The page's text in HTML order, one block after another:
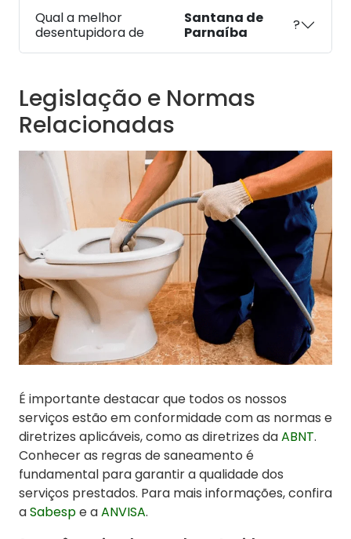
Qual a melhor
desentupidora de
Santana de
Parnaíba
?
Legislação e Normas
Relacionadas
É importante destacar que todos os nossos
serviços estão em conformidade com as normas e
diretrizes aplicáveis, como as diretrizes daABNT.
Conhecer as regras de saneamento é
fundamental para garantir a qualidade dos
serviços prestados. Para mais informações, confira
aSabespe aANVISA.